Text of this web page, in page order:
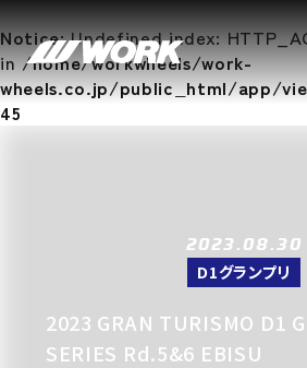
Notice: Undefined index:
in/home/workwheels/work-
wheels.co.jp/public_html/app/
45
2023.08.30
D1グランプリ
2023 GRAN TURISMO D1
SERIES Rd.5&6 EBISU